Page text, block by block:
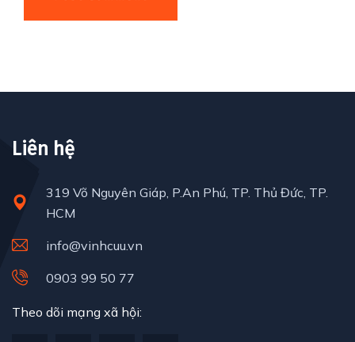
Liên hệ
319 Võ Nguyên Giáp, P.An Phú, TP. Thủ Đức, TP.
HCM
info@vinhcuu.vn
0903 99 50 77
Theo dõi mạng xã hội: